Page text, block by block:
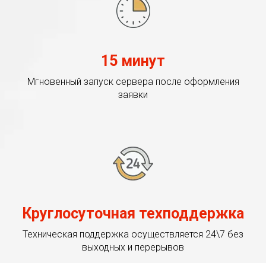
15 минут
Мгновенный запуск сервера после оформления
заявки
Круглосуточная техподдержка
Техническая поддержка осуществляется 24\7 без
выходных и перерывов